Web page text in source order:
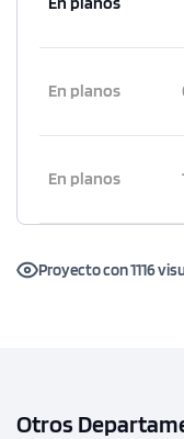
En planos
En planos
Proyecto con 1116
Otros